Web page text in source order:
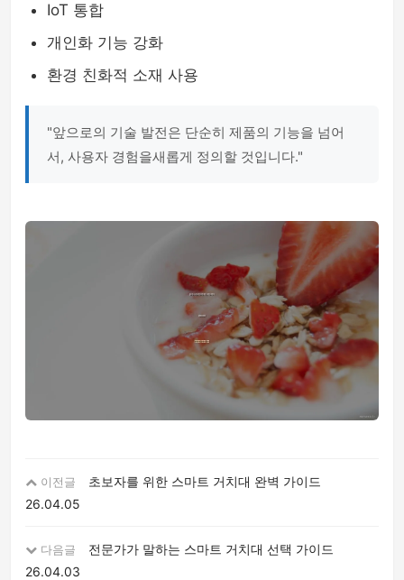
IoT 통합
개인화 기능 강화
환경 친화적 소재 사용
"앞으로의 기술 발전은 단순히 제품의 기능을 넘어
서, 사용자 경험을새롭게 정의할 것입니다."
이전글
초보자를 위한 스마트 거치대 완벽 가이드
26.04.05
다음글
전문가가 말하는 스마트 거치대 선택 가이드
26.04.03